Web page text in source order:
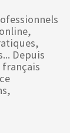
Depuis
français